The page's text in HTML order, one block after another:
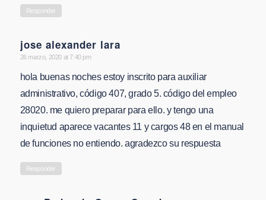
Responder
jose alexander lara
says:
26 marzo, 2020 at 7:40 pm
hola buenas noches estoy inscrito para auxiliar
administrativo, código 407, grado 5. código del empleo
28020. me quiero preparar para ello. y tengo una
inquietud aparece vacantes 11 y cargos 48 en el manual
de funciones no entiendo. agradezco su respuesta
Responder